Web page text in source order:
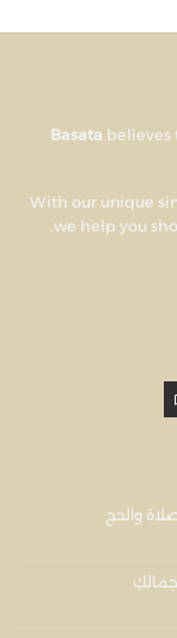
With our unique
we help you
والحج